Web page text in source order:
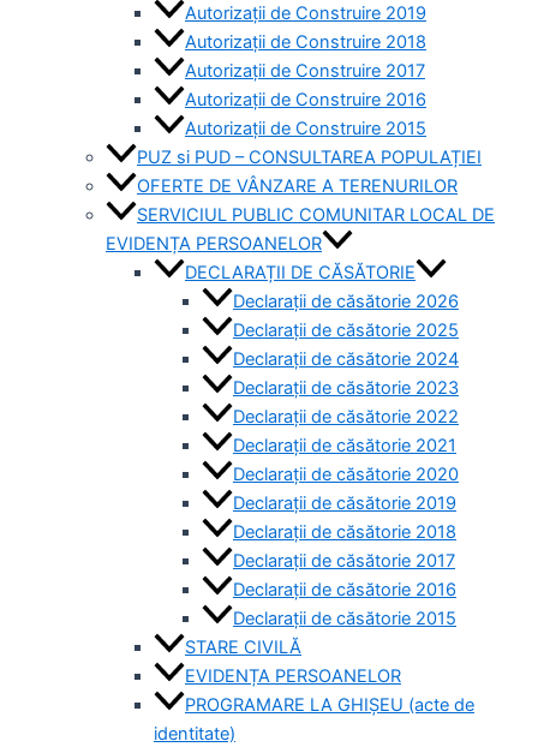
Autorizații de Construire 2019
Autorizaţii de Construire 2018
Autorizaţii de Construire 2017
Autorizaţii de Construire 2016
Autorizaţii de Construire 2015
PUZ si PUD – CONSULTAREA POPULAȚIEI
OFERTE DE VÂNZARE A TERENURILOR
SERVICIUL PUBLIC COMUNITAR LOCAL DE
EVIDENȚA PERSOANELOR
DECLARAȚII DE CĂSĂTORIE
Declarații de căsătorie 2026
Declarații de căsătorie 2025
Declarații de căsătorie 2024
Declarații de căsătorie 2023
Declarații de căsătorie 2022
Declarații de căsătorie 2021
Declarații de căsătorie 2020
Declarații de căsătorie 2019
Declarații de căsătorie 2018
Declarații de căsătorie 2017
Declarații de căsătorie 2016
Declarații de căsătorie 2015
STARE CIVILĂ
EVIDENȚA PERSOANELOR
PROGRAMARE LA GHIȘEU (acte de
identitate)